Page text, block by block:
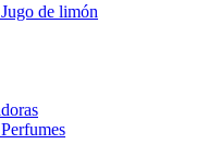
de limón